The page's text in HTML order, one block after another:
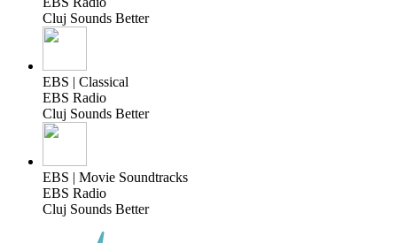
Cluj Sounds Better
EBS | Classical
EBS Radio
Cluj Sounds Better
EBS | Movie Soundtracks
EBS Radio
Cluj Sounds Better